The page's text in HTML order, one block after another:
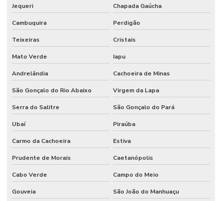
Jequeri Chapada Gaúcha
Cambuquira Perdigão
Teixeiras Cristais
Mato Verde Iapu
Andrelândia Cachoeira de Minas
São Gonçalo do Rio Abaixo Virgem da Lapa
Serra do Salitre São Gonçalo do Pará
Ubaí Piraúba
Carmo da Cachoeira Estiva
Prudente de Morais Caetanópolis
Cabo Verde Campo do Meio
Gouveia São João do Manhuaçu